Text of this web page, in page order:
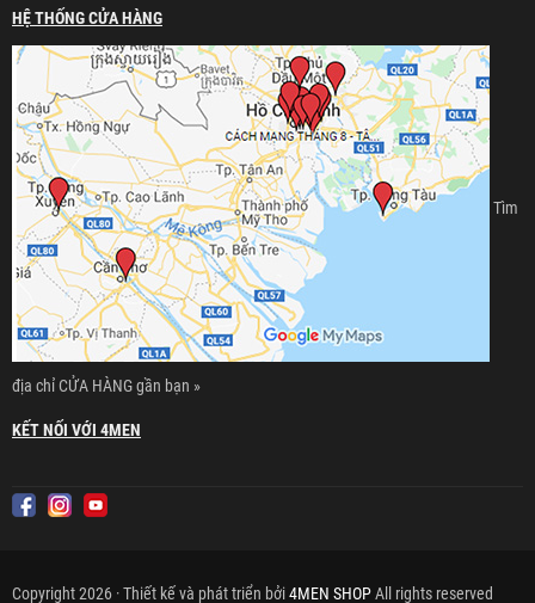
HỆ THỐNG CỬA HÀNG
Tìm
địa chỉ CỬA HÀNG gần bạn »
KẾT NỐI VỚI 4MEN
Copyright 2026 · Thiết kế và phát triển bởi4MEN SHOPAll rights reserved